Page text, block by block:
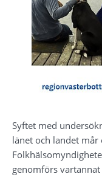
Syftet med
länet och landet
genomförs vartannat